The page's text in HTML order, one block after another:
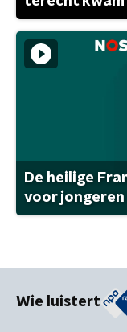
De heilige
voor jongeren
Wie luistert